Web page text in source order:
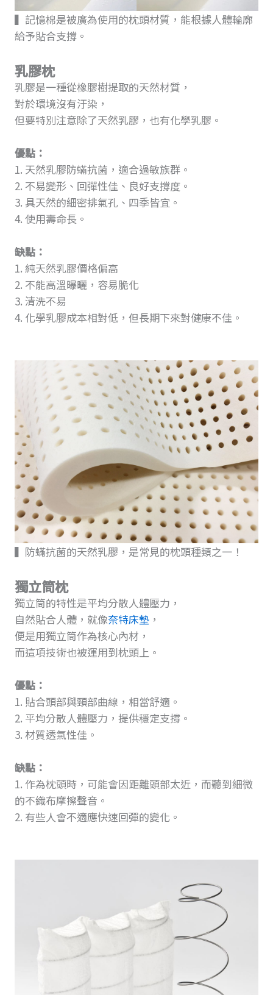
▍記憶棉是被廣為使用的枕頭材質，能根據人體輪廓
給予貼合支撐。
乳膠枕
乳膠是一種從橡膠樹提取的天然材質，
對於環境沒有汙染，
但要特別注意除了天然乳膠，也有化學乳膠。
優點：
1. 天然乳膠防蟎抗菌，適合過敏族群。
2. 不易變形、回彈性佳、良好支撐度。
3. 具天然的細密排氣孔、四季皆宜。
4. 使用壽命長。
缺點：
1. 純天然乳膠價格偏高
2. 不能高溫曝曬，容易脆化
3. 清洗不易
4. 化學乳膠成本相對低，但長期下來對健康不佳。
▍防蟎抗菌的天然乳膠，是常見的枕頭種類之一！
獨立筒枕
獨立筒的特性是平均分散人體壓力，
自然貼合人體，就像奈特床墊，
便是用獨立筒作為核心內材，
而這項技術也被運用到枕頭上。
優點：
1. 貼合頭部與頸部曲線，相當舒適。
2. 平均分散人體壓力，提供穩定支撐。
3. 材質透氣性佳。
缺點：
1. 作為枕頭時，可能會因距離頭部太近，而聽到細微
的不織布摩擦聲音。
2. 有些人會不適應快速回彈的變化。